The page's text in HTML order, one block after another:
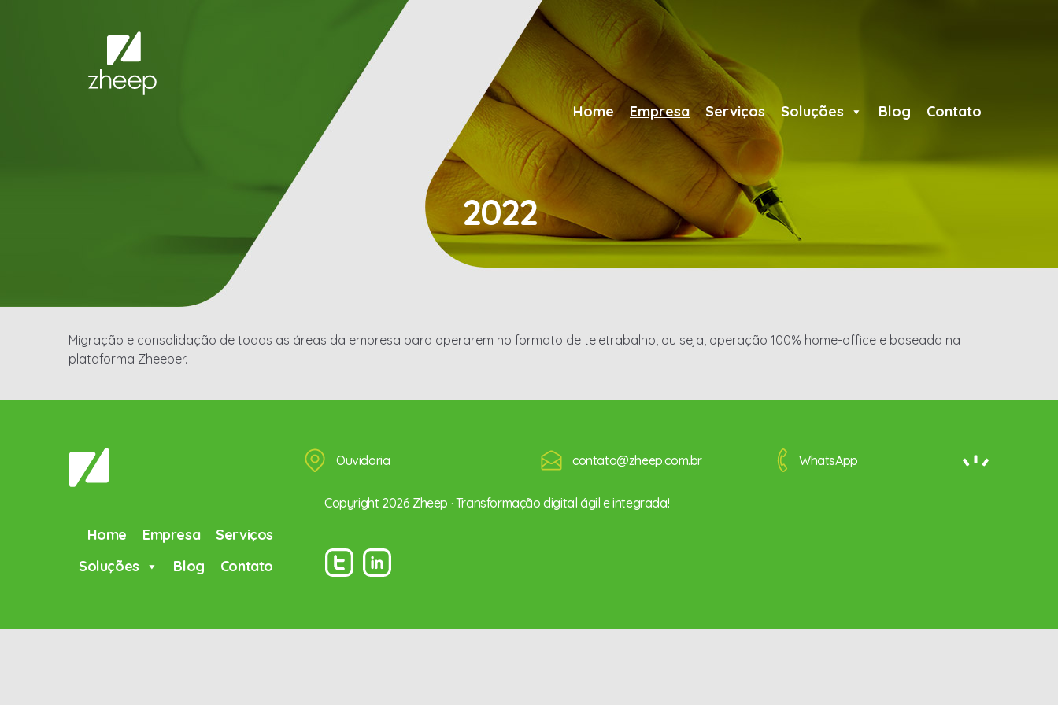
Home Empresa Serviços Soluções Blog Contato
2022
Migração e consolidação de todas as áreas da empresa para operarem no formato de teletrabalho, ou seja, operação 100% home-office e baseada na
plataforma Zheeper.
Home Empresa
Serviços
Soluções
Blog Contato
Ouvidoria contato@zheep.com.br WhatsApp
Copyright 2026 Zheep · Transformação digital ágil e integrada!